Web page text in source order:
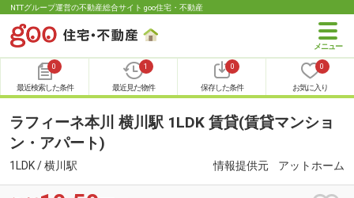
NTTグループ運営の不動産総合サイト goo住宅・不動産
0
最近検索した条件
1
最近見た物件
0
保存した条件
0
お気に入り
ラフィーネ本川 横川駅 1LDK 賃貸(賃貸マンショ
ン・アパート)
1LDK / 横川駅 情報提供元 アットホーム